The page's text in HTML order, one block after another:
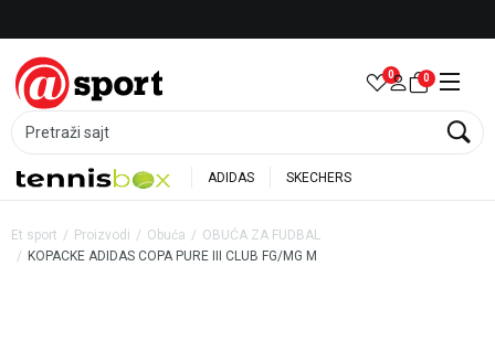
Pretraži sajt
0 0
ADIDAS SKECHERS
Et sport Proizvodi Obuća
OBUĆA ZA FUDBAL
KOPACKE ADIDAS COPA PURE III CLUB FG/MG M